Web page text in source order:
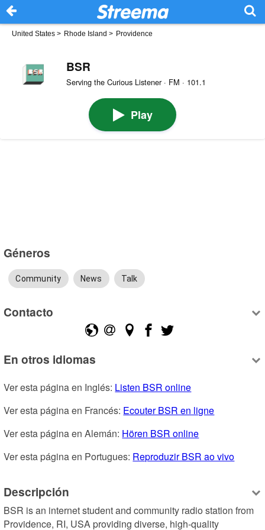
United States > Rhode Island > Providence
BSR
Serving the Curious Listener · FM · 101.1
Play
Géneros
Community News Talk
Contacto
En otros idiomas
Ver esta página en Inglés: Listen BSR online
Ver esta página en Francés: Ecouter BSR en ligne
Ver esta página en Alemán: Hören BSR online
Ver esta página en Portugues: Reproduzir BSR ao vivo
Descripción
BSR is an internet student and community radio station from
Providence, RI, USA providing diverse, high-quality